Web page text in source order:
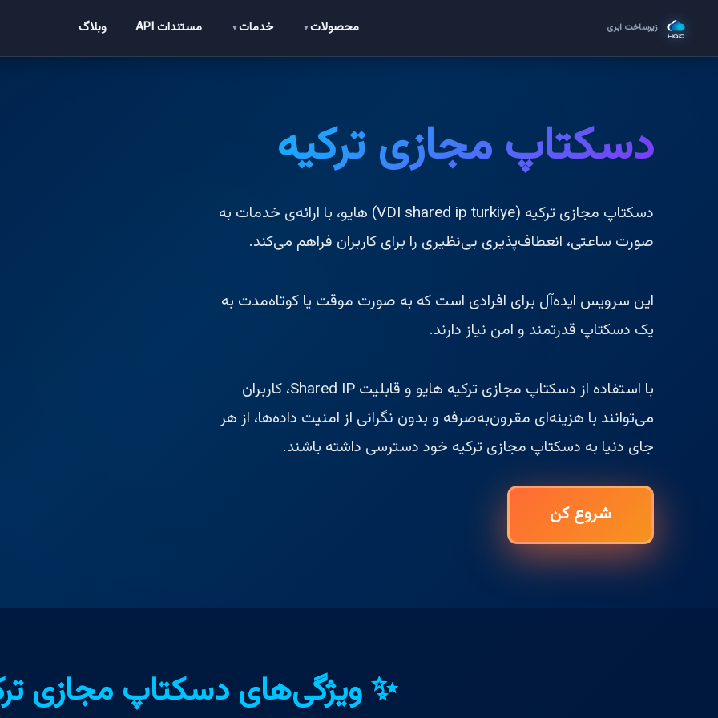
زیرساخت ابری محصولات▼ خدمات▼ مستندات API وبلاگ
دسکتاپ مجازی ترکیه
دسکتاپ مجازی ترکیه (VDI shared ip turkiye) هایو، با ارائه‌ی خدمات به
صورت ساعتی، انعطاف‌پذیری بی‌نظیری را برای کاربران فراهم می‌کند.
این سرویس ایده‌آل برای افرادی است که به صورت موقت یا کوتاه‌مدت به
یک دسکتاپ قدرتمند و امن نیاز دارند.
با استفاده از دسکتاپ مجازی ترکیه هایو و قابلیت Shared IP، کاربران
می‌توانند با هزینه‌ای مقرون‌به‌صرفه و بدون نگرانی از امنیت داده‌ها، از هر
جای دنیا به دسکتاپ مجازی ترکیه خود دسترسی داشته باشند.
شروع کن
✨ ویژگی‌های دسکتاپ مجازی